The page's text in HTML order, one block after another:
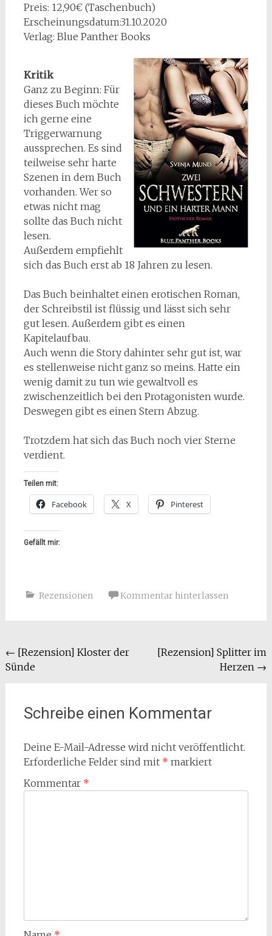
Preis: 12,90€ (Taschenbuch)
Erscheinungsdatum:31.10.2020
Verlag: Blue Panther Books
Kritik
Ganz zu Beginn: Für
dieses Buch möchte
ich gerne eine
Triggerwarnung
aussprechen. Es sind
teilweise sehr harte
Szenen in dem Buch
vorhanden. Wer so
etwas nicht mag
sollte das Buch nicht
lesen.
Außerdem empfiehlt
sich das Buch erst ab 18 Jahren zu lesen.
Das Buch beinhaltet einen erotischen Roman,
der Schreibstil ist flüssig und lässt sich sehr
gut lesen. Außerdem gibt es einen
Kapitelaufbau.
Auch wenn die Story dahinter sehr gut ist, war
es stellenweise nicht ganz so meins. Hatte ein
wenig damit zu tun wie gewaltvoll es
zwischenzeitlich bei den Protagonisten wurde.
Deswegen gibt es einen Stern Abzug.
Trotzdem hat sich das Buch noch vier Sterne
verdient.
Teilen mit:
Facebook X Pinterest
Gefällt mir:
Rezensionen Kommentar hinterlassen
Beitragsnavigation
← [Rezension] Kloster der
Sünde
[Rezension] Splitter im
Herzen →
Schreibe einen Kommentar
Deine E-Mail-Adresse wird nicht veröffentlicht.
Erforderliche Felder sind mit * markiert
Kommentar *